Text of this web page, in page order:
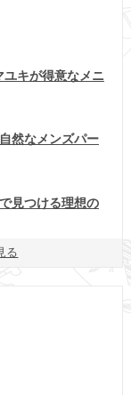
キが得意なメニ
然なメンズパー
見つける理想の
る